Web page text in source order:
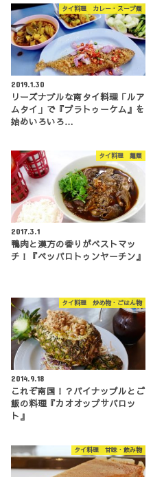
タイ料理 カレー・スープ類
2019.1.30
リーズナブルな南タイ料理「ルア
ムタイ」で『プラトゥーケム』を
始めいろいろ…
タイ料理 麺類
2017.3.1
鴨肉と漢方の香りがベストマッ
チ！『ペッパロトゥンヤーチン』
タイ料理 炒め物・ごはん物
2014.9.18
これぞ南国！？パイナップルとご
飯の料理『カオオップサパロッ
ト』
タイ料理 甘味・飲み物